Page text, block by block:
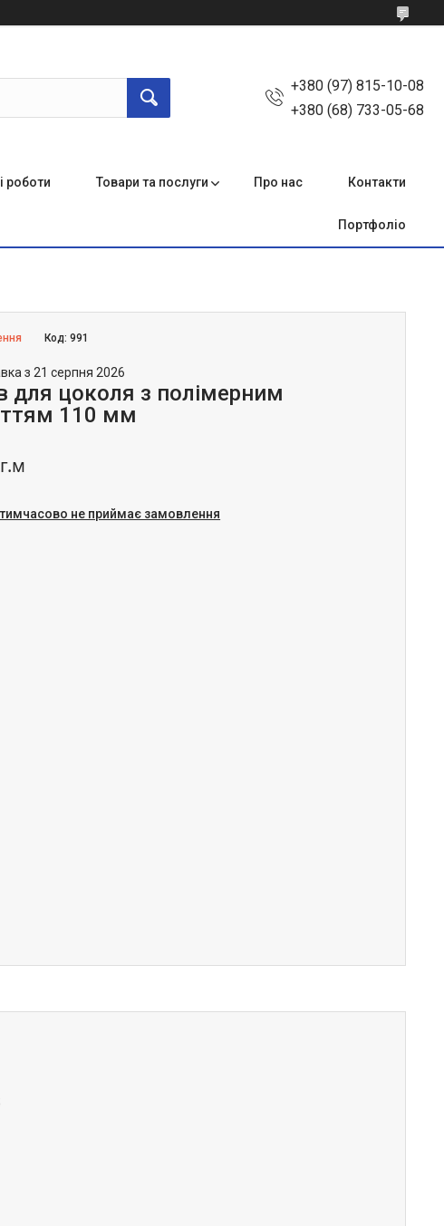
+380 (97) 815-10-08
+380 (68) 733-05-68
роботи Товари та послуги Про нас Контакти
Портфоліо
Код:991
з 21 серпня 2026
для цоколя з полімерним
110 мм
не приймає замовлення